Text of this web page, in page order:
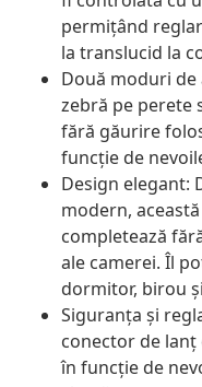
permițând
la translucid la
Două moduri
zebră pe perete
fără găurire
funcție de
Design elegant:
modern,
completează
ale camerei. Îl
dormitor, birou
Siguranța și
conector de
în funcție de